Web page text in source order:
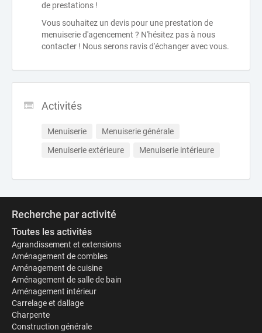
de prestations !
Vous souhaitez un devis pour une prestation de
menuiserie d'agencement ? N'hésitez pas à nous
contacter ! Nous serons ravis d'échanger avec vous.
Activités
Menuiserie
Menuiserie générale
Menuiserie extérieure
Menuiserie intérieure
Recherche par activité
Toutes les activités
Agrandissement et extensions
Aménagement de combles
Aménagement de cuisine
Aménagement de salle de bain
Aménagement intérieur
Carrelage et dallage
Charpente
Construction générale